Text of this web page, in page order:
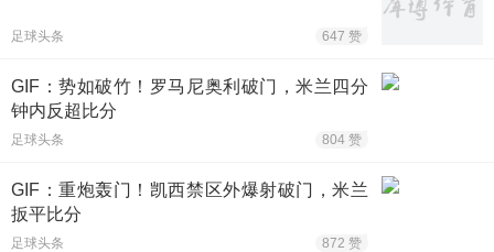
足球头条 647 赞
GIF：势如破竹！罗马尼奥利破门，米兰四分
钟内反超比分
足球头条 804 赞
GIF：重炮轰门！凯西禁区外爆射破门，米兰
扳平比分
足球头条 872 赞